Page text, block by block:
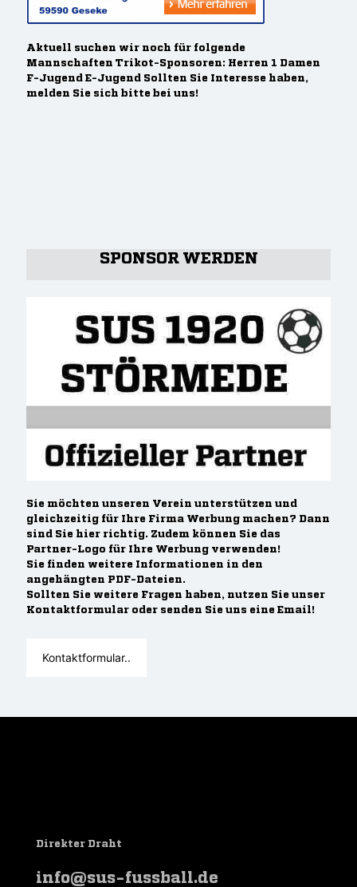
Aktuell suchen wir noch für folgende
Mannschaften Trikot-Sponsoren: Herren 1 Damen
F-Jugend E-Jugend Sollten Sie Interesse haben,
melden Sie sich bitte bei uns!
SPONSOR WERDEN
Sie möchten unseren Verein unterstützen und
gleichzeitig für Ihre Firma Werbung machen? Dann
sind Sie hier richtig. Zudem können Sie das
Partner-Logo für Ihre Werbung verwenden!
Sie finden weitere Informationen in den
angehängten PDF-Dateien.
Sollten Sie weitere Fragen haben, nutzen Sie unser
Kontaktformular oder senden Sie uns eine Email!
Kontaktformular..
Direkter Draht
info@sus-fussball.de